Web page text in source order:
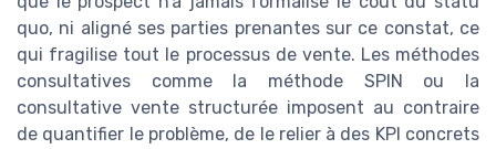
quo, ni aligné ses parties prenantes sur ce constat, ce
qui fragilise tout le processus de vente. Les méthodes
consultatives comme la méthode SPIN ou la
consultative vente structurée imposent au contraire
de quantifier le problème, de le relier à des KPI concrets